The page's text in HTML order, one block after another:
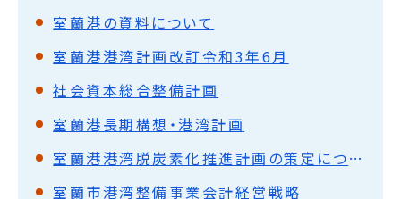
室蘭港の資料について
室蘭港港湾計画改訂令和3年6月
社会資本総合整備計画
室蘭港長期構想・港湾計画
室蘭港港湾脱炭素化推進計画の策定について
室蘭市港湾整備事業会計経営戦略